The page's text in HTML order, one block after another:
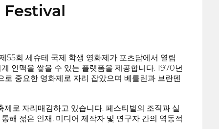
회 세슈테 국제 학생 영화제가 포츠담에서 열립
인맥을 쌓을 수 있는 플랫폼을 제공합니다. 1970년
중요한 영화제로 자리 잡았으며 베를린과 브란덴
로 자리매김하고 있습니다. 페스티벌의 조직과 실
해 젊은 인재, 미디어 제작자 및 연구자 간의 역동적